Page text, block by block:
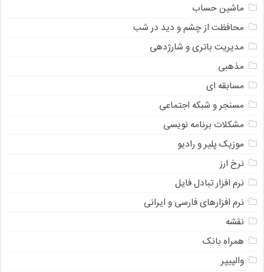
ماشین حساب
محافظت از چشم و دید در شب
مدیریت باتری و شارژدهی
مذهبی
مسابقه ای
مسنجر و شبکه اجتماعی
مشکلات برنامه نویسی
موزیک پلیر و رادیو
نرخ ارز
ﻧﺮﻡ ﺍﻓﺰﺍﺭ ﺗﺒﺎﺩﻝ ﻓﺎﻳﻞ
نرم افزارهای فارسی و ایرانی
نقشه
همراه بانک
والپیپر